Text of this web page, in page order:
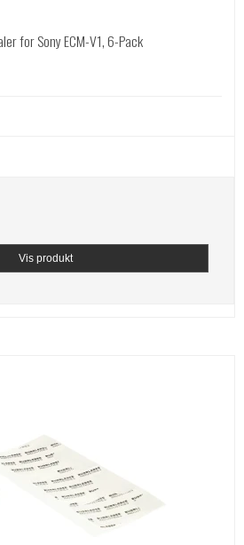
for Sony ECM-V1, 6-Pack
Vis produkt